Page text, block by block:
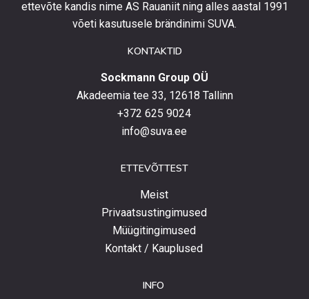
eripakkumistega
ettevõte kandis nime AS Rauaniit ning alles aastal 1991
võeti kasutusele brändinimi SUVA.
KONTAKTID
Sockmann Group OÜ
Akadeemia tee 33, 12618 Tallinn
+372 625 9024
info@suva.ee
ETTEVÕTTEST
Meist
Privaatsustingimused
Müügitingimused
Kontakt / Kauplused
INFO